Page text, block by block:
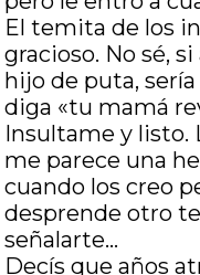
El temita de los
gracioso. No sé,
hijo de puta,
diga «tu mamá
Insultame y listo.
me parece una
cuando los creo
desprende otro
señalarte…
Decís que años